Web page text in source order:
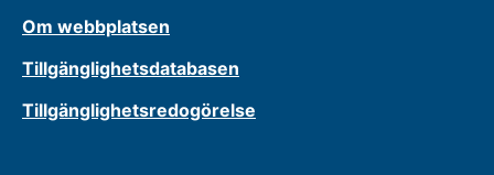
Om webbplatsen
Tillgänglighetsdatabasen
Tillgänglighetsredogörelse